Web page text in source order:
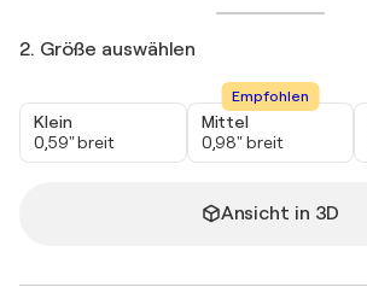
2. Größe auswählen
Klein
0,59" breit
Empfohlen
Mittel
0,98" breit
Ansicht in 3D